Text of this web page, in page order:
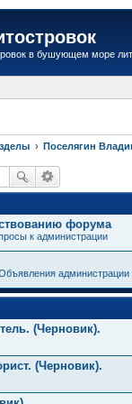
в бушующем море
Поселягин
форума
к администрации
администрации
(Черновик).
(Черновик).